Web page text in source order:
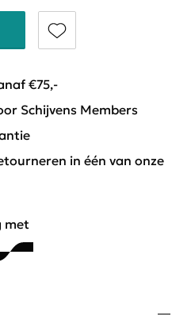
€75,-
Schijvens Members
in één van onze
met